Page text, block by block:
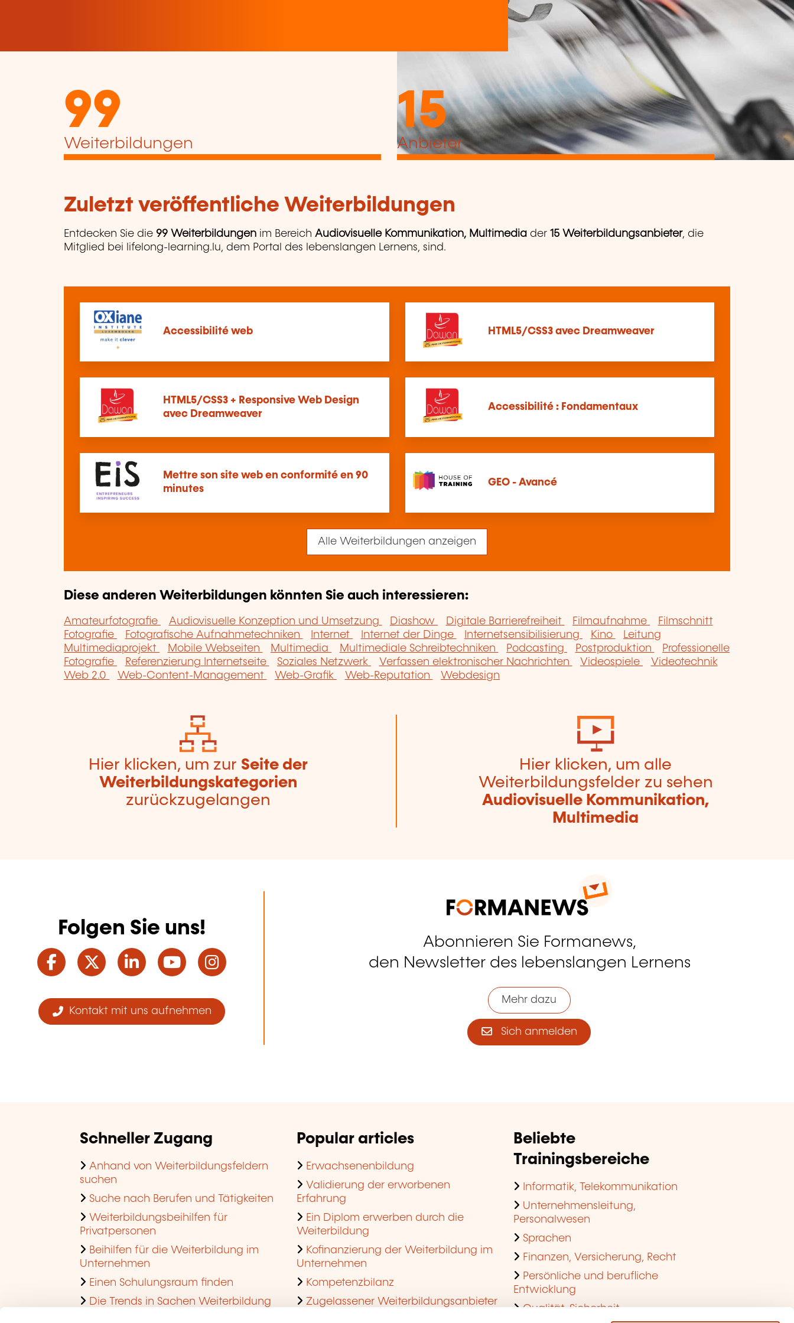
99
Weiterbildungen
15
Anbieter
Zuletzt veröffentliche Weiterbildungen
Entdecken Sie die 99 Weiterbildungen im Bereich Audiovisuelle Kommunikation, Multimedia der 15 Weiterbildungsanbieter, die
Mitglied bei lifelong-learning.lu, dem Portal des lebenslangen Lernens, sind.
Accessibilité web HTML5/CSS3 avec Dreamweaver
HTML5/CSS3 + Responsive Web Design
avec Dreamweaver
Accessibilité : Fondamentaux
Mettre son site web en conformité en 90
minutes
GEO - Avancé
Alle Weiterbildungen anzeigen
Diese anderen Weiterbildungen könnten Sie auch interessieren:
Amateurfotografie Audiovisuelle Konzeption und Umsetzung Diashow Digitale Barrierefreiheit Filmaufnahme
Filmschnitt
Fotografie
Fotografische Aufnahmetechniken Internet Internet der Dinge Internetsensibilisierung Kino
Leitung
Multimediaprojekt
Mobile Webseiten Multimedia Multimediale Schreibtechniken Podcasting Postproduktion
Professionelle
Fotografie
Referenzierung Internetseite Soziales Netzwerk Verfassen elektronischer Nachrichten Videospiele
Videotechnik
Web 2.0
Web-Content-Management Web-Grafik Web-Reputation Webdesign
Hier klicken, um zur Seite der
Weiterbildungskategorien
zurückzugelangen
Hier klicken, um alle
Weiterbildungsfelder zu sehen
Audiovisuelle Kommunikation,
Multimedia
Folgen Sie uns!
Facebook
TwitterLinkedInYouTube
Kontakt mit uns aufnehmen
Abonnieren Sie Formanews,
den Newsletter des lebenslangen Lernens
Mehr dazu
Sich anmelden
Schneller Zugang
Anhand von Weiterbildungsfeldern
suchen
Suche nach Berufen und Tätigkeiten
Weiterbildungsbeihilfen für
Privatpersonen
Beihilfen für die Weiterbildung im
Unternehmen
Einen Schulungsraum finden
Die Trends in Sachen Weiterbildung
Popular articles
Erwachsenenbildung
Validierung der erworbenen
Erfahrung
Ein Diplom erwerben durch die
Weiterbildung
Kofinanzierung der Weiterbildung im
Unternehmen
Kompetenzbilanz
Zugelassener Weiterbildungsanbieter
Beliebte
Trainingsbereiche
Informatik, Telekommunikation
Unternehmensleitung,
Personalwesen
Sprachen
Finanzen, Versicherung, Recht
Persönliche und berufliche
Entwicklung
Qualität, Sicherheit